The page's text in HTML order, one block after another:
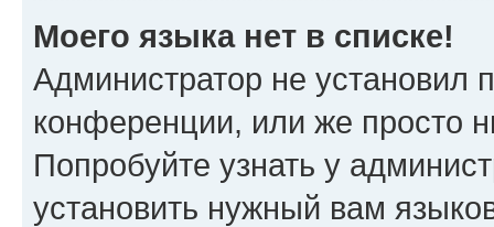
Моего языка нет в списке!
Администратор не установил
конференции, или же просто
Попробуйте узнать у
установить нужный вам